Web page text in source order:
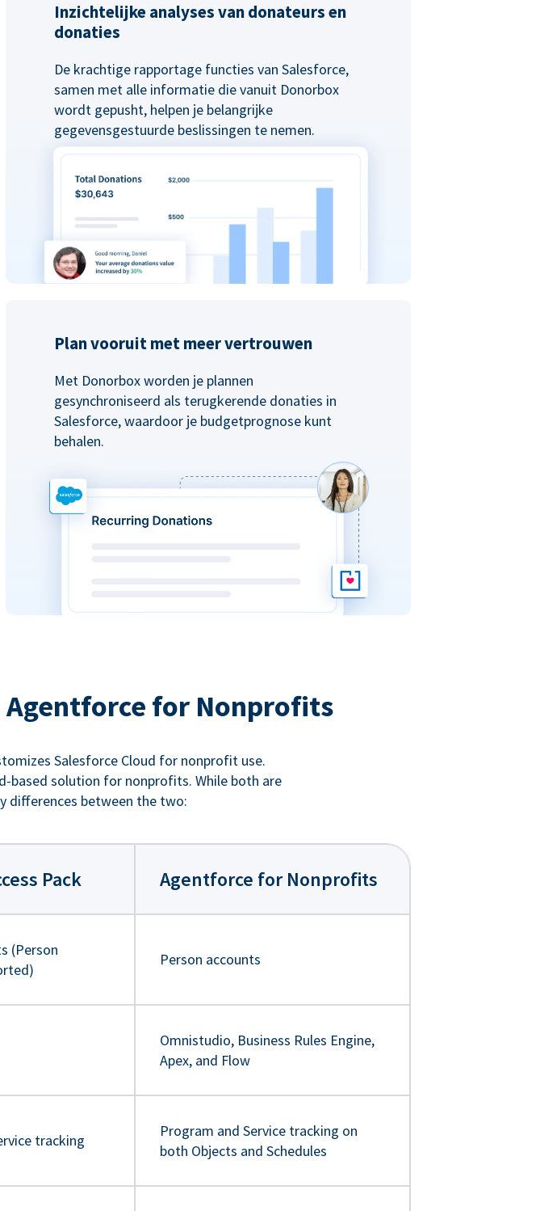
Inzichtelijke analyses van donateurs en
donaties
De krachtige rapportage functies van Salesforce,
samen met alle informatie die vanuit Donorbox
wordt gepusht, helpen je belangrijke
gegevensgestuurde beslissingen te nemen.
Plan vooruit met meer vertrouwen
Met Donorbox worden je plannen
gesynchroniseerd als terugkerende donaties in
Salesforce, waardoor je budgetprognose kunt
behalen.
Agentforce for Nonprofits
Salesforce Cloud for nonprofit use.
based solution for nonprofits. While both are
differences between the two:
Pack Agentforce for Nonprofits
(Person
Person accounts
Omnistudio, Business Rules Engine,
Apex, and Flow
tracking
Program and Service tracking on
both Objects and Schedules